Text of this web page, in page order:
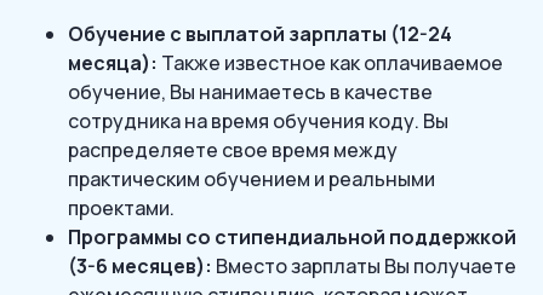
Обучение с выплатой зарплаты (12-24
месяца): Также известное как оплачиваемое
обучение, Вы нанимаетесь в качестве
сотрудника на время обучения коду. Вы
распределяете свое время между
практическим обучением и реальными
проектами.
Программы со стипендиальной поддержкой
(3-6 месяцев): Вместо зарплаты Вы получаете